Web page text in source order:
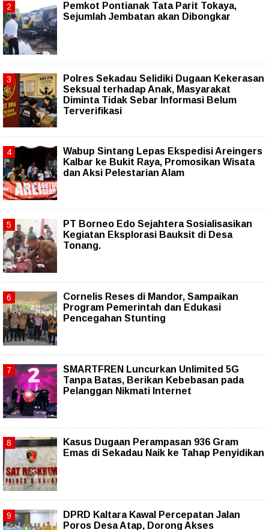
Pemkot Pontianak Tata Parit Tokaya,
Sejumlah Jembatan akan Dibongkar
Polres Sekadau Selidiki Dugaan Kekerasan
Seksual terhadap Anak, Masyarakat
Diminta Tidak Sebar Informasi Belum
Terverifikasi
Wabup Sintang Lepas Ekspedisi Areingers
Kalbar ke Bukit Raya, Promosikan Wisata
dan Aksi Pelestarian Alam
PT Borneo Edo Sejahtera Sosialisasikan
Kegiatan Eksplorasi Bauksit di Desa
Tonang.
Cornelis Reses di Mandor, Sampaikan
Program Pemerintah dan Edukasi
Pencegahan Stunting
SMARTFREN Luncurkan Unlimited 5G
Tanpa Batas, Berikan Kebebasan pada
Pelanggan Nikmati Internet
Kasus Dugaan Perampasan 936 Gram
Emas di Sekadau Naik ke Tahap Penyidikan
DPRD Kaltara Kawal Percepatan Jalan
Poros Desa Atap, Dorong Akses